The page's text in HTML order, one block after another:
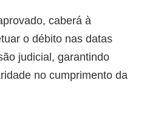
caberá à
o débito nas datas
judicial, garantindo
no cumprimento da